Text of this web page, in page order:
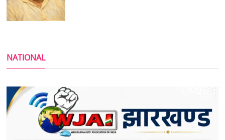
NATIONAL